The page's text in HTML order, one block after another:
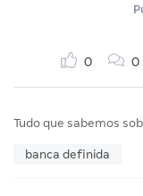
0 0
Tudo que sabemos
banca definida